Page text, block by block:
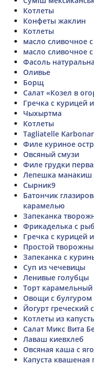
Котлеты
Конфеты жаклин
Котлеты
масло сливочное
масло сливочное
Фасоль
Оливье
Борщ
Салат «Козел в
Гречка с курицей
Чыхыртма
Котлеты
Tagliatelle
Филе куриное
Овсяный смузи
Филе грудки
Лепешка манакиш
Сырник9
Батончик
карамелью
Запеканка
Фрикаделька с
Гречка с курицей
Простой
Запеканка с
Суп из чечевицы
Ленивые голубцы
Торт карамельный
Овощи с булгуром
Йогурт греческий
Котлеты из
Салат Микс Вита
Лаваш киевхлеб
Овсяная каша с
Капуста квашеная